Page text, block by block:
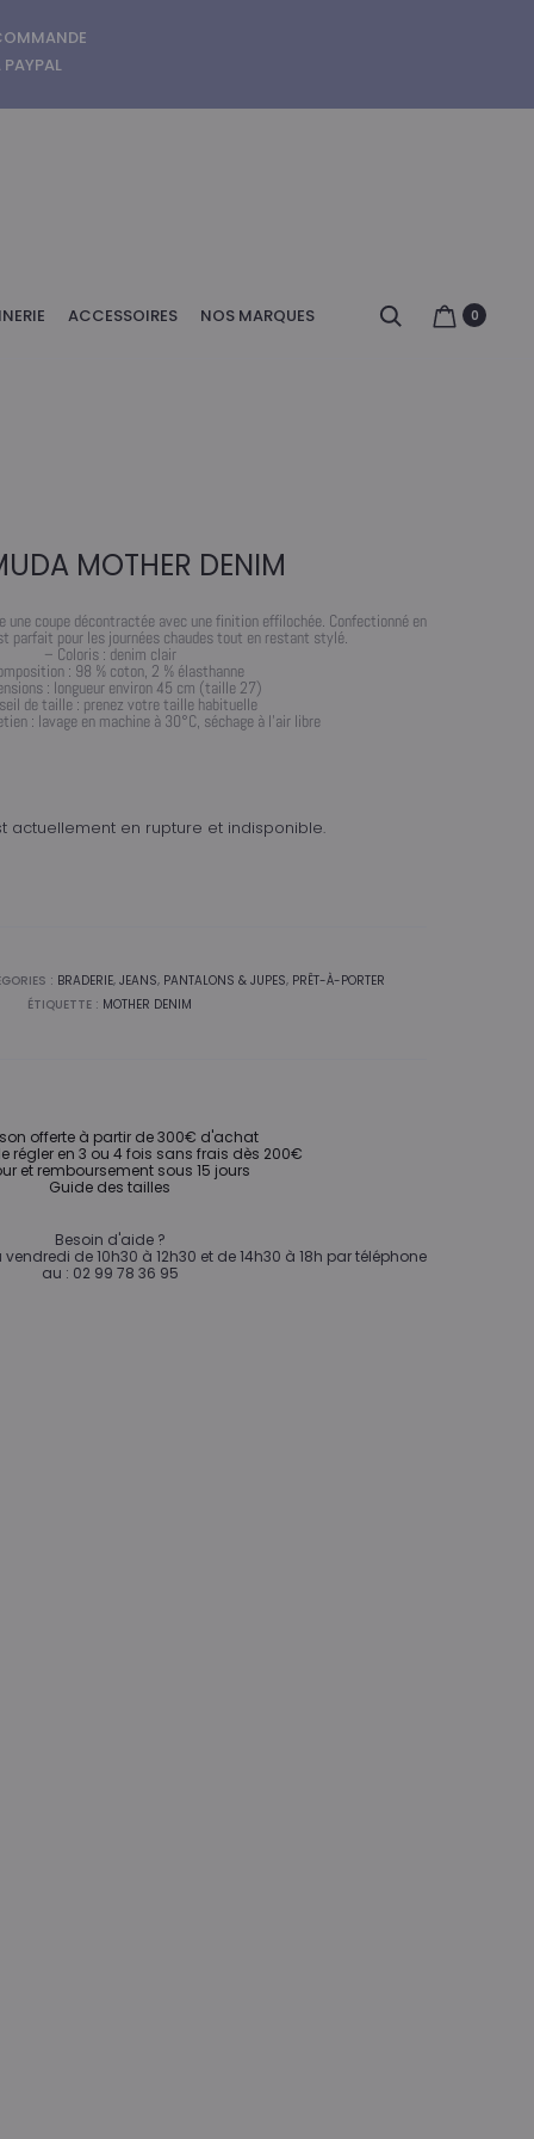
ACCESSOIRES NOS MARQUES Search 0
MOTHER DENIM
une coupe décontractée avec une finition effilochée. Confectionné en
parfait pour les journées chaudes tout en restant stylé.
– Coloris : denim clair
: 98 % coton, 2 % élasthanne
: longueur environ 45 cm (taille 27)
de taille : prenez votre taille habituelle
: lavage en machine à 30°C, séchage à l’air libre
actuellement en rupture et indisponible.
: BRADERIE, JEANS, PANTALONS & JUPES, PRÊT-À-PORTER
ÉTIQUETTE : MOTHER DENIM
offerte à partir de 300€ d'achat
régler en 3 ou 4 fois sans frais dès 200€
et remboursement sous 15 jours
Guide des tailles
Besoin d'aide ?
de 10h30 à 12h30 et de 14h30 à 18h par téléphone
au : 02 99 78 36 95